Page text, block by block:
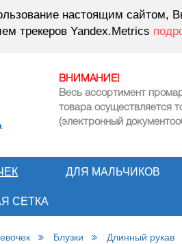
настоящим сайтом,
трекеров Yandex.Metrics
ВНИМАНИЕ!
Весь ассортимент
товара осуществляется
(электронный
ДЛЯ МАЛЬЧИКОВ
СЕТКА
Блузки Длинный рукав